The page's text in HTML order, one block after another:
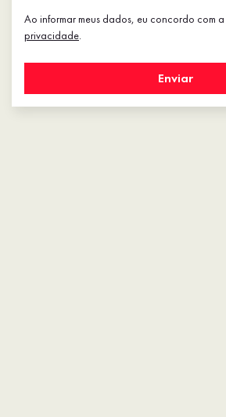
Ao informar meus dados, eu concordo com a
privacidade.
Enviar